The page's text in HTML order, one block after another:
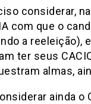
considerar,
com que o
a reeleição),
ter seus
almas,
ainda o